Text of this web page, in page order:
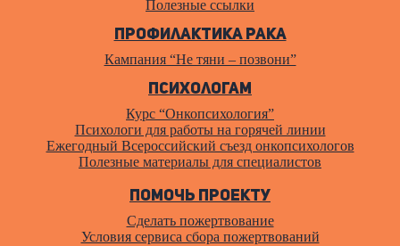
Полезные ссылки
Профилактика рака
Кампания “Не тяни – позвони”
Психологам
Курс “Онкопсихология”
Психологи для работы на горячей линии
Ежегодный Всероссийский cъезд онкопсихологов
Полезные материалы для специалистов
Помочь проекту
Сделать пожертвование
Условия сервиса сбора пожертвований